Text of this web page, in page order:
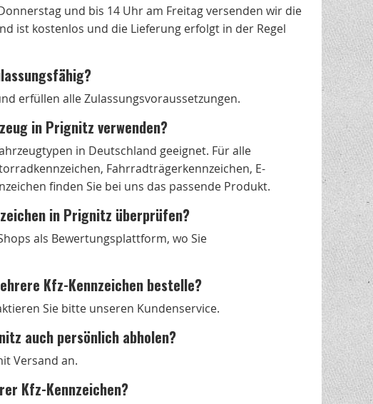
und bis 14 Uhr am Freitag versenden wir die
ist kostenlos und die Lieferung erfolgt in der Regel
erfüllen alle Zulassungsvoraussetzungen.
in Prignitz verwenden?
in Deutschland geeignet. Für alle
Fahrradträgerkennzeichen, E-
finden Sie bei uns das passende Produkt.
in Prignitz überprüfen?
als Bewertungsplattform, wo Sie
Kfz-Kennzeichen bestelle?
Sie bitte unseren Kundenservice.
auch persönlich abholen?
Versand an.
Kfz-Kennzeichen?